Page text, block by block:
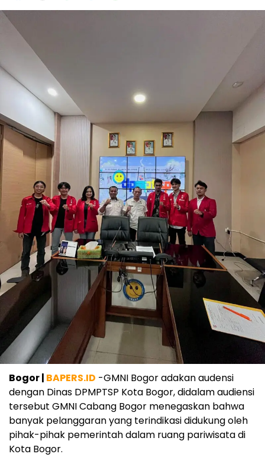
Bogor | BAPERS.ID -GMNI Bogor adakan audensi
dengan Dinas DPMPTSP Kota Bogor, didalam audiensi
tersebut GMNI Cabang Bogor menegaskan bahwa
banyak pelanggaran yang terindikasi didukung oleh
pihak-pihak pemerintah dalam ruang pariwisata di
Kota Bogor.